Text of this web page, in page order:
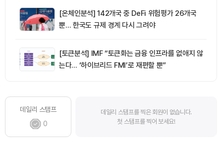
[온체인분석] 142개국 중 DeFi 위험평가 26개국
뿐… 한국도 규제 경계 다시 그려야
[토큰분석] IMF “토큰화는 금융 인프라를 없애지 않
는다… ‘하이브리드 FMI’로 재편할 뿐”
데일리 스탬프
0
데일리 스탬프를 찍은 회원이 없습니다.
첫 스탬프를 찍어 보세요!